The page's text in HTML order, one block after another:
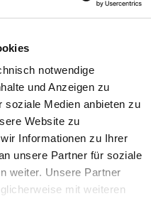
notwendige
und Anzeigen zu
soziale Medien anbieten zu
Website zu
Informationen zu Ihrer
unsere Partner für soziale
weiter. Unsere Partner
mit weiteren
86,90 €
1-2 Werktage